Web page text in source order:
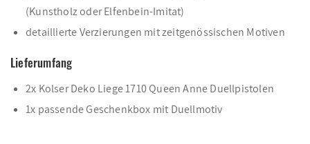
(Kunstholz oder Elfenbein-Imitat)
detaillierte Verzierungen mit zeitgenössischen Motiven
Lieferumfang
2x Kolser Deko Liege 1710 Queen Anne Duellpistolen
1x passende Geschenkbox mit Duellmotiv